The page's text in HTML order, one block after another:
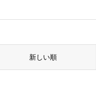
新しい順